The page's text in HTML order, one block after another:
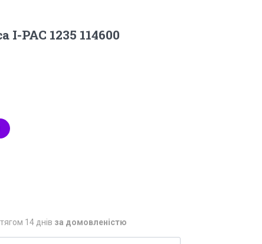
I-PAC 1235 114600
14 днів за домовленістю